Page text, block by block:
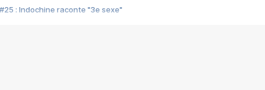
#25 : Indochine raconte "3e sexe"